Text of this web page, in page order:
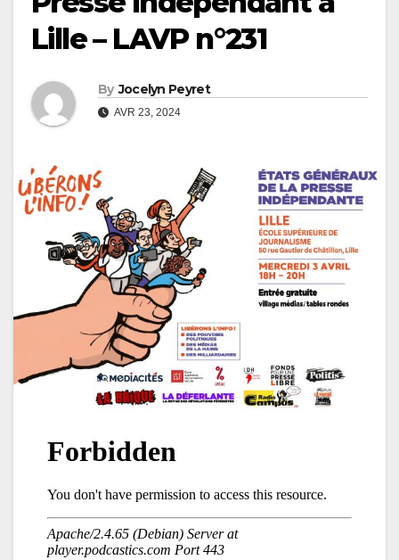
Lille – LAVP n°231
By Jocelyn Peyret
AVR 23, 2024